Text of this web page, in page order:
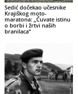
Sedić dočekao učesnike
Krajiškog moto-
maratona: „Čuvate istinu
o borbi i žrtvi naših
branilaca“